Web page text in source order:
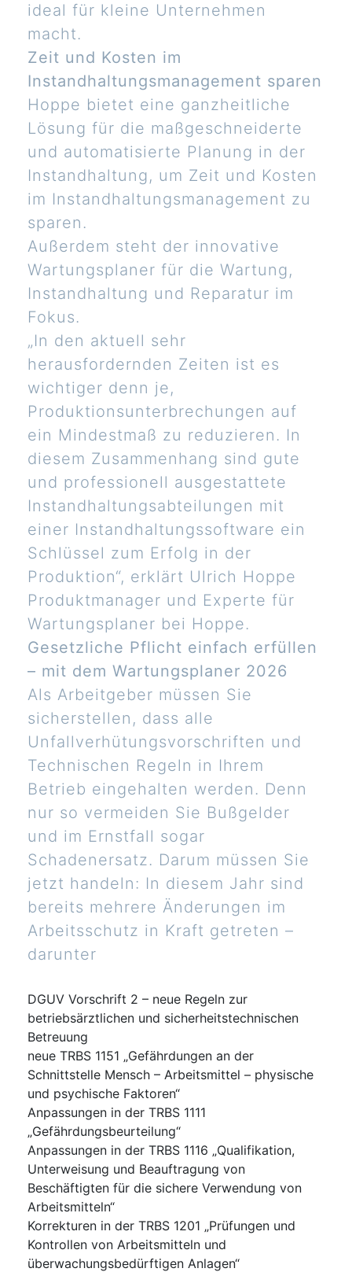
ideal für kleine Unternehmen
macht.
Zeit und Kosten im
Instandhaltungsmanagement sparen
Hoppe bietet eine ganzheitliche
Lösung für die maßgeschneiderte
und automatisierte Planung in der
Instandhaltung, um Zeit und Kosten
im Instandhaltungsmanagement zu
sparen.
Außerdem steht der innovative
Wartungsplaner für die Wartung,
Instandhaltung und Reparatur im
Fokus.
„In den aktuell sehr
herausfordernden Zeiten ist es
wichtiger denn je,
Produktionsunterbrechungen auf
ein Mindestmaß zu reduzieren. In
diesem Zusammenhang sind gute
und professionell ausgestattete
Instandhaltungsabteilungen mit
einer Instandhaltungssoftware ein
Schlüssel zum Erfolg in der
Produktion“, erklärt Ulrich Hoppe
Produktmanager und Experte für
Wartungsplaner bei Hoppe.
Gesetzliche Pflicht einfach erfüllen
– mit dem Wartungsplaner 2026
Als Arbeitgeber müssen Sie
sicherstellen, dass alle
Unfallverhütungsvorschriften und
Technischen Regeln in Ihrem
Betrieb eingehalten werden. Denn
nur so vermeiden Sie Bußgelder
und im Ernstfall sogar
Schadenersatz. Darum müssen Sie
jetzt handeln: In diesem Jahr sind
bereits mehrere Änderungen im
Arbeitsschutz in Kraft getreten –
darunter
DGUV Vorschrift 2 – neue Regeln zur
betriebsärztlichen und sicherheitstechnischen
Betreuung
neue TRBS 1151 „Gefährdungen an der
Schnittstelle Mensch – Arbeitsmittel – physische
und psychische Faktoren“
Anpassungen in der TRBS 1111
„Gefährdungsbeurteilung“
Anpassungen in der TRBS 1116 „Qualifikation,
Unterweisung und Beauftragung von
Beschäftigten für die sichere Verwendung von
Arbeitsmitteln“
Korrekturen in der TRBS 1201 „Prüfungen und
Kontrollen von Arbeitsmitteln und
überwachungsbedürftigen Anlagen“